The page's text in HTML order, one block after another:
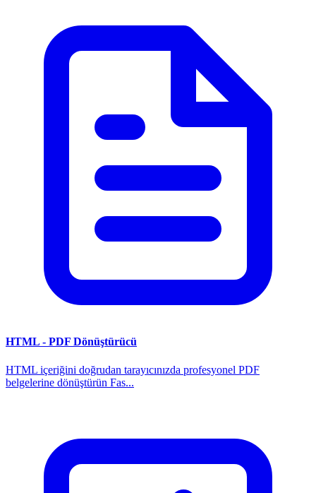
HTML - PDF Dönüştürücü
HTML içeriğini doğrudan tarayıcınızda profesyonel PDF
belgelerine dönüştürün Fas...